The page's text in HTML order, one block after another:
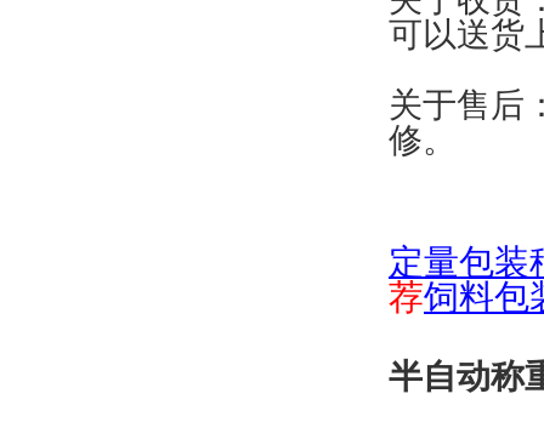
可以送货
关于售后
修。
定量包装
荐饲料包
半自动称